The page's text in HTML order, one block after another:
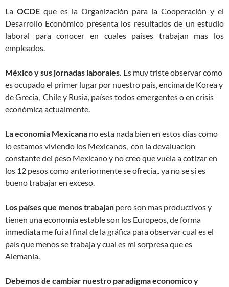
La OCDE que es la Organización para la Cooperación y el
Desarrollo Económico presenta los resultados de un estudio
laboral para conocer en cuales países trabajan mas los
empleados.
México y sus jornadas laborales. Es muy triste observar como
es ocupado el primer lugar por nuestro pais, encima de Korea y
de Grecia, Chile y Rusia, países todos emergentes o en crisis
económica actualmente.
La economia Mexicana no esta nada bien en estos días como
lo estamos viviendo los Mexicanos, con la devaluacion
constante del peso Mexicano y no creo que vuela a cotizar en
los 12 pesos como anteriormente se ofrecía,. ya no se si es
bueno trabajar en exceso.
Los países que menos trabajan pero son mas productivos y
tienen una economia estable son los Europeos, de forma
inmediata me fui al final de la gráfica para observar cual es el
país que menos se trabaja y cual es mi sorpresa que es
Alemania.
Debemos de cambiar nuestro paradigma economico y